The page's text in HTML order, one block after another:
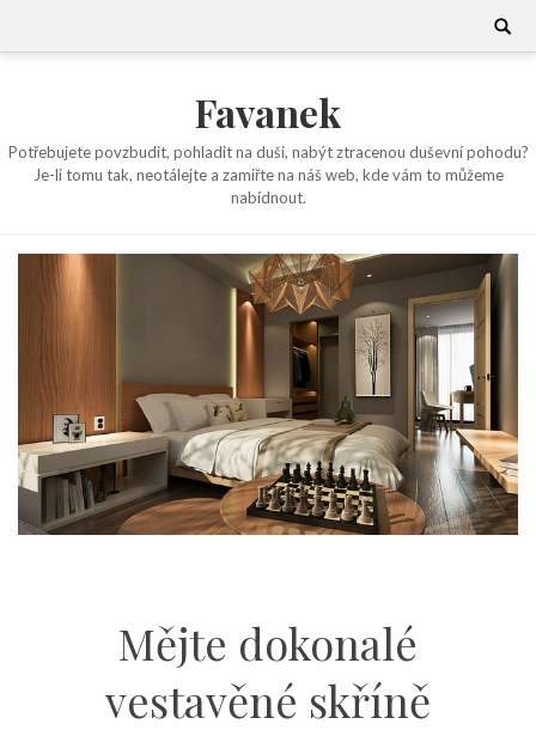
Search
Favanek
Potřebujete povzbudit, pohladit na duši, nabýt ztracenou duševní pohodu?
Je-li tomu tak, neotálejte a zamiřte na náš web, kde vám to můžeme
nabídnout.
Mějte dokonalé
vestavěné skříně